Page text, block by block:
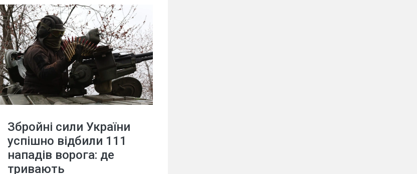
Збройні сили України
успішно відбили 111
нападів ворога: де
тривають